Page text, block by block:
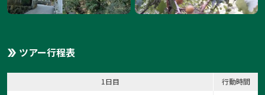
ツアー行程表
1日目 行動時間